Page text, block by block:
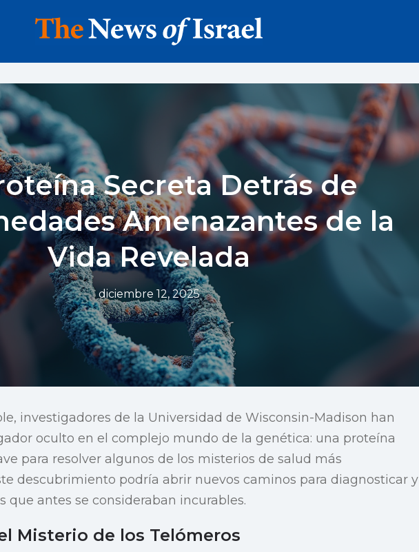
Secreta Detrás de
Amenazantes de la
Vida Revelada
diciembre 12, 2025
investigadores de la Universidad de Wisconsin-Madison han
oculto en el complejo mundo de la genética: una proteína
para resolver algunos de los misterios de salud más
descubrimiento podría abrir nuevos caminos para diagnosticar y
que antes se consideraban incurables.
Misterio de los Telómeros